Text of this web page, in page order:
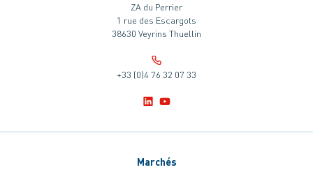
ZA du Perrier
1 rue des Escargots
38630 Veyrins Thuellin
+33 (0)4 76 32 07 33
Marchés